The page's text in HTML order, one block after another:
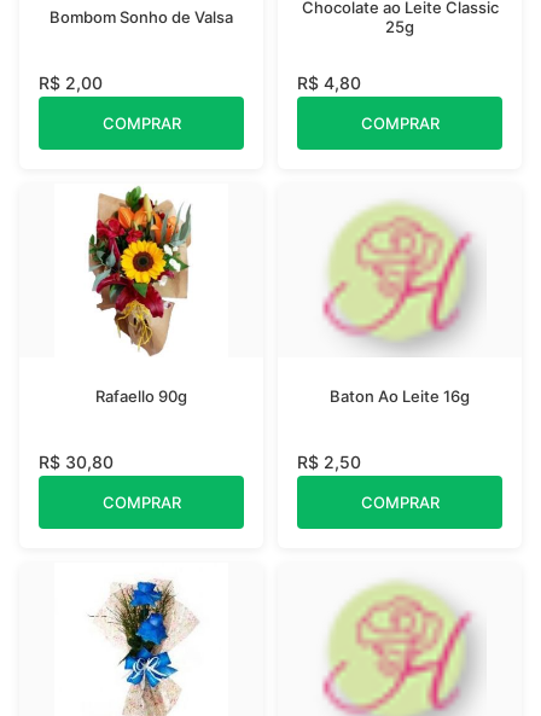
Bombom Sonho de Valsa
R$ 2,00
COMPRAR
Chocolate ao Leite Classic
25g
R$ 4,80
COMPRAR
Rafaello 90g
R$ 30,80
COMPRAR
Baton Ao Leite 16g
R$ 2,50
COMPRAR